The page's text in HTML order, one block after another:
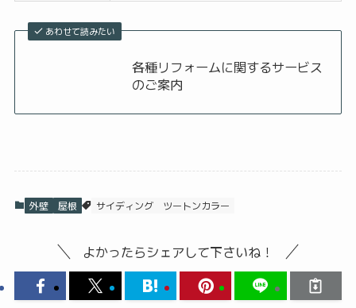
あわせて読みたい
各種リフォームに関するサービス
のご案内
外壁 屋根 サイディング ツートンカラー
よかったらシェアして下さいね！